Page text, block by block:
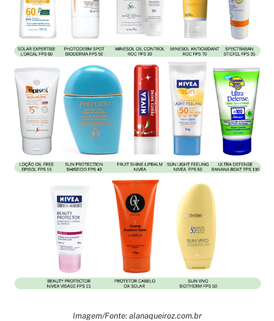
Imagem/Fonte: alanaqueiroz.com.br